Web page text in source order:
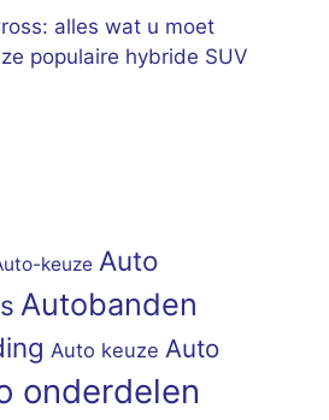
alles wat u moet
populaire hybride SUV
keuze Auto
Autobanden
Auto keuze Auto
onderdelen